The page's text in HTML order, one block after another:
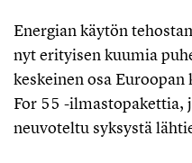
Energian käytön
nyt erityisen kuumia
keskeinen osa
For 55 -ilmastopakettia,
neuvoteltu syksystä